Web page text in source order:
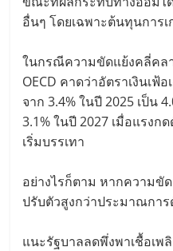
อื่นๆ โดยเฉพาะต้นทุนการ
ในกรณีความขัดแย้งคลี่คล
OECD คาดว่าอัตราเงินเฟ้
จาก 3.4% ในปี 2025 เป็น
3.1% ในปี 2027 เมื่อแรง
เริ่มบรรเทา
อย่างไรก็ตาม หากความขัด
ปรับตัวสูงกว่าประมาณกา
แนะรัฐบาลลดพึ่งพาเชื้อเพ